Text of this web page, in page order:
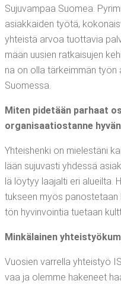
Suju­vam­paa Suo­mea.
asiak­kai­den työ­tä,
yhteis­tä arvoa tuot­ta­via
mään uusien rat­kai­su­jen
na on olla tär­keim­män
Suomessa.
Miten pide­tään par­haat
orga­ni­saa­tios­tan­ne
Yhteis­hen­ki on mie­les­tä­ni
lään suju­vas­ti yhdes­sä
lä löy­tyy laa­jal­ti eri alueil­ta.
tuk­seen myös
tön hyvin­voin­tia tue­taan
Min­kä­lai­nen
Vuo­sien var­rel­la yhteis­työ
vaa ja olem­me hake­neet